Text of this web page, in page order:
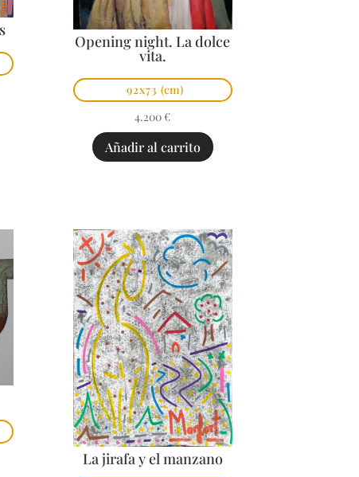
Opening night. La dolce
vita.
92x73 (cm)
4.200 €
Añadir al carrito
La jirafa y el manzano